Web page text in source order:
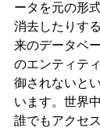
ータを元の形
消去したりす
来のデータベ
のエンティテ
御されないと
います。世界
誰でもアクセ